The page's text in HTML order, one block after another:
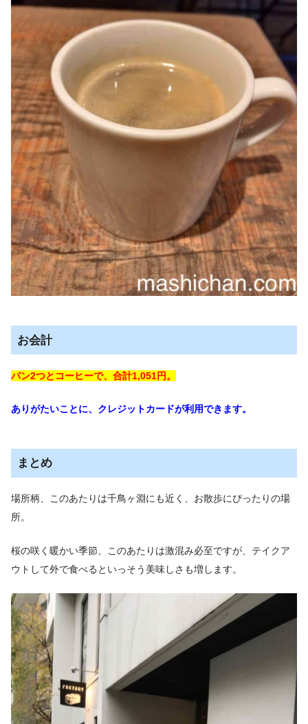
お会計
パン2つとコーヒーで、合計1,051円。
ありがたいことに、クレジットカードが利用できます。
まとめ
場所柄、このあたりは千鳥ヶ淵にも近く、お散歩にぴったりの場
所。
桜の咲く暖かい季節、このあたりは激混み必至ですが、テイクア
ウトして外で食べるといっそう美味しさも増します。